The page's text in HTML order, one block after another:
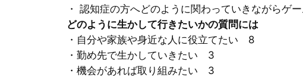
・ 認知症の方へどのように関わっていきながらゲ
どのように生かして行きたいかの質問には
・自分や家族や身近な人に役立てたい 8
・勤め先で生かしていきたい 3
・機会があれば取り組みたい 3